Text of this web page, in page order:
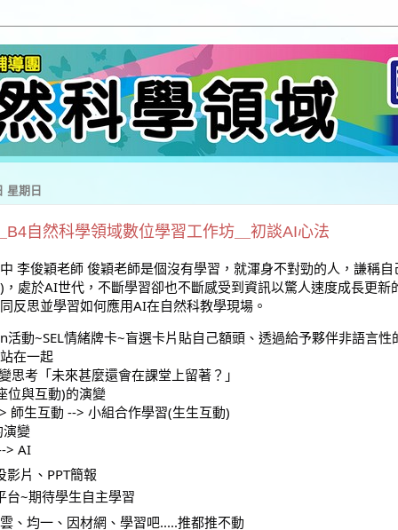
星期日
B4自然科學領域數位學習工作坊＿初談AI心法
李俊穎老師 俊穎老師是個沒有學習，就渾身不對勁的人，謙稱
處於AI世代，不斷學習卻也不斷感受到資訊以驚人速度成長更新
反思並學習如何應用AI在自然科教學現場。
活動~SEL情緒牌卡~盲選卡片貼自己額頭、透過給予夥伴非語言性
在一起
思考「未來甚麼還會在課堂上留著？」
位與互動)的演變
師生互動 --> 小組合作學習(生生互動)
演變
> AI
影片、PPT簡報
台~期待學生自主學習
、均一、因材網、學習吧.....推都推不動